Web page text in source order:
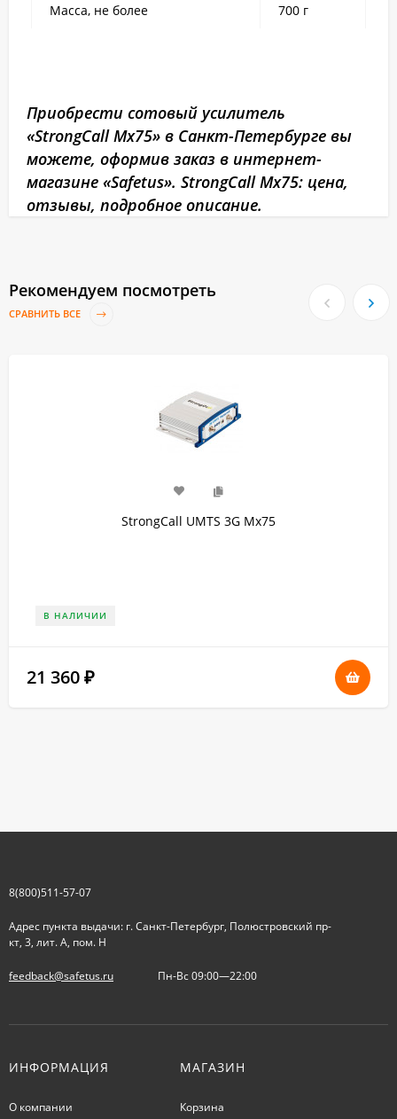
Масса, не более 700 г
Приобрести сотовый усилитель
«StrongCall Mx75» в Санкт-Петербурге вы
можете, оформив заказ в интернет-
магазине «Safetus». StrongCall Mx75: цена,
отзывы, подробное описание.
Рекомендуем посмотреть
СРАВНИТЬ ВСЕ
StrongCall UMTS 3G Мх75
В НАЛИЧИИ
21 360 ₽
8(800)511-57-07
Адрес пункта выдачи: г. Санкт-Петербург, Полюстровский пр-
кт, 3, лит. А, пом. Н
feedback@safetus.ru Пн-Вс 09:00—22:00
ИНФОРМАЦИЯ
О компании
МАГАЗИН
Корзина